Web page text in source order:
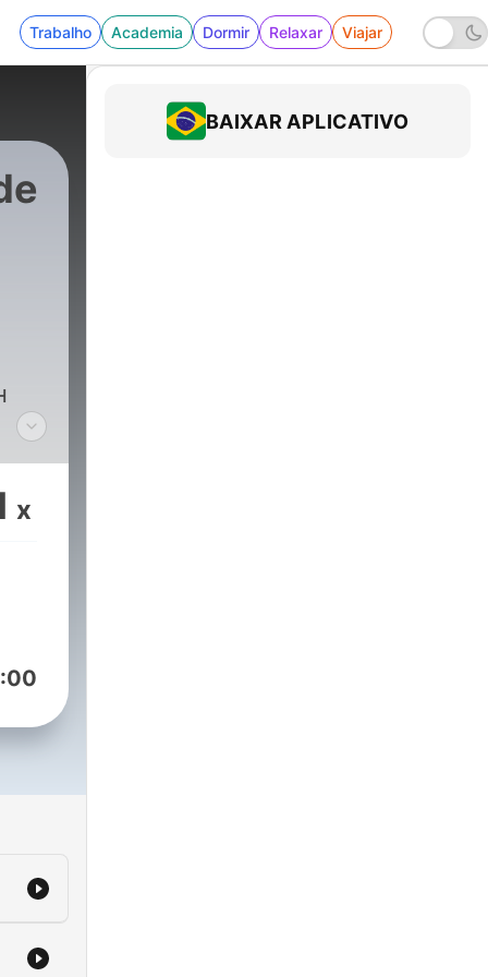
Trabalho Academia Dormir Relaxar Viajar
x
BAIXAR APLICATIVO